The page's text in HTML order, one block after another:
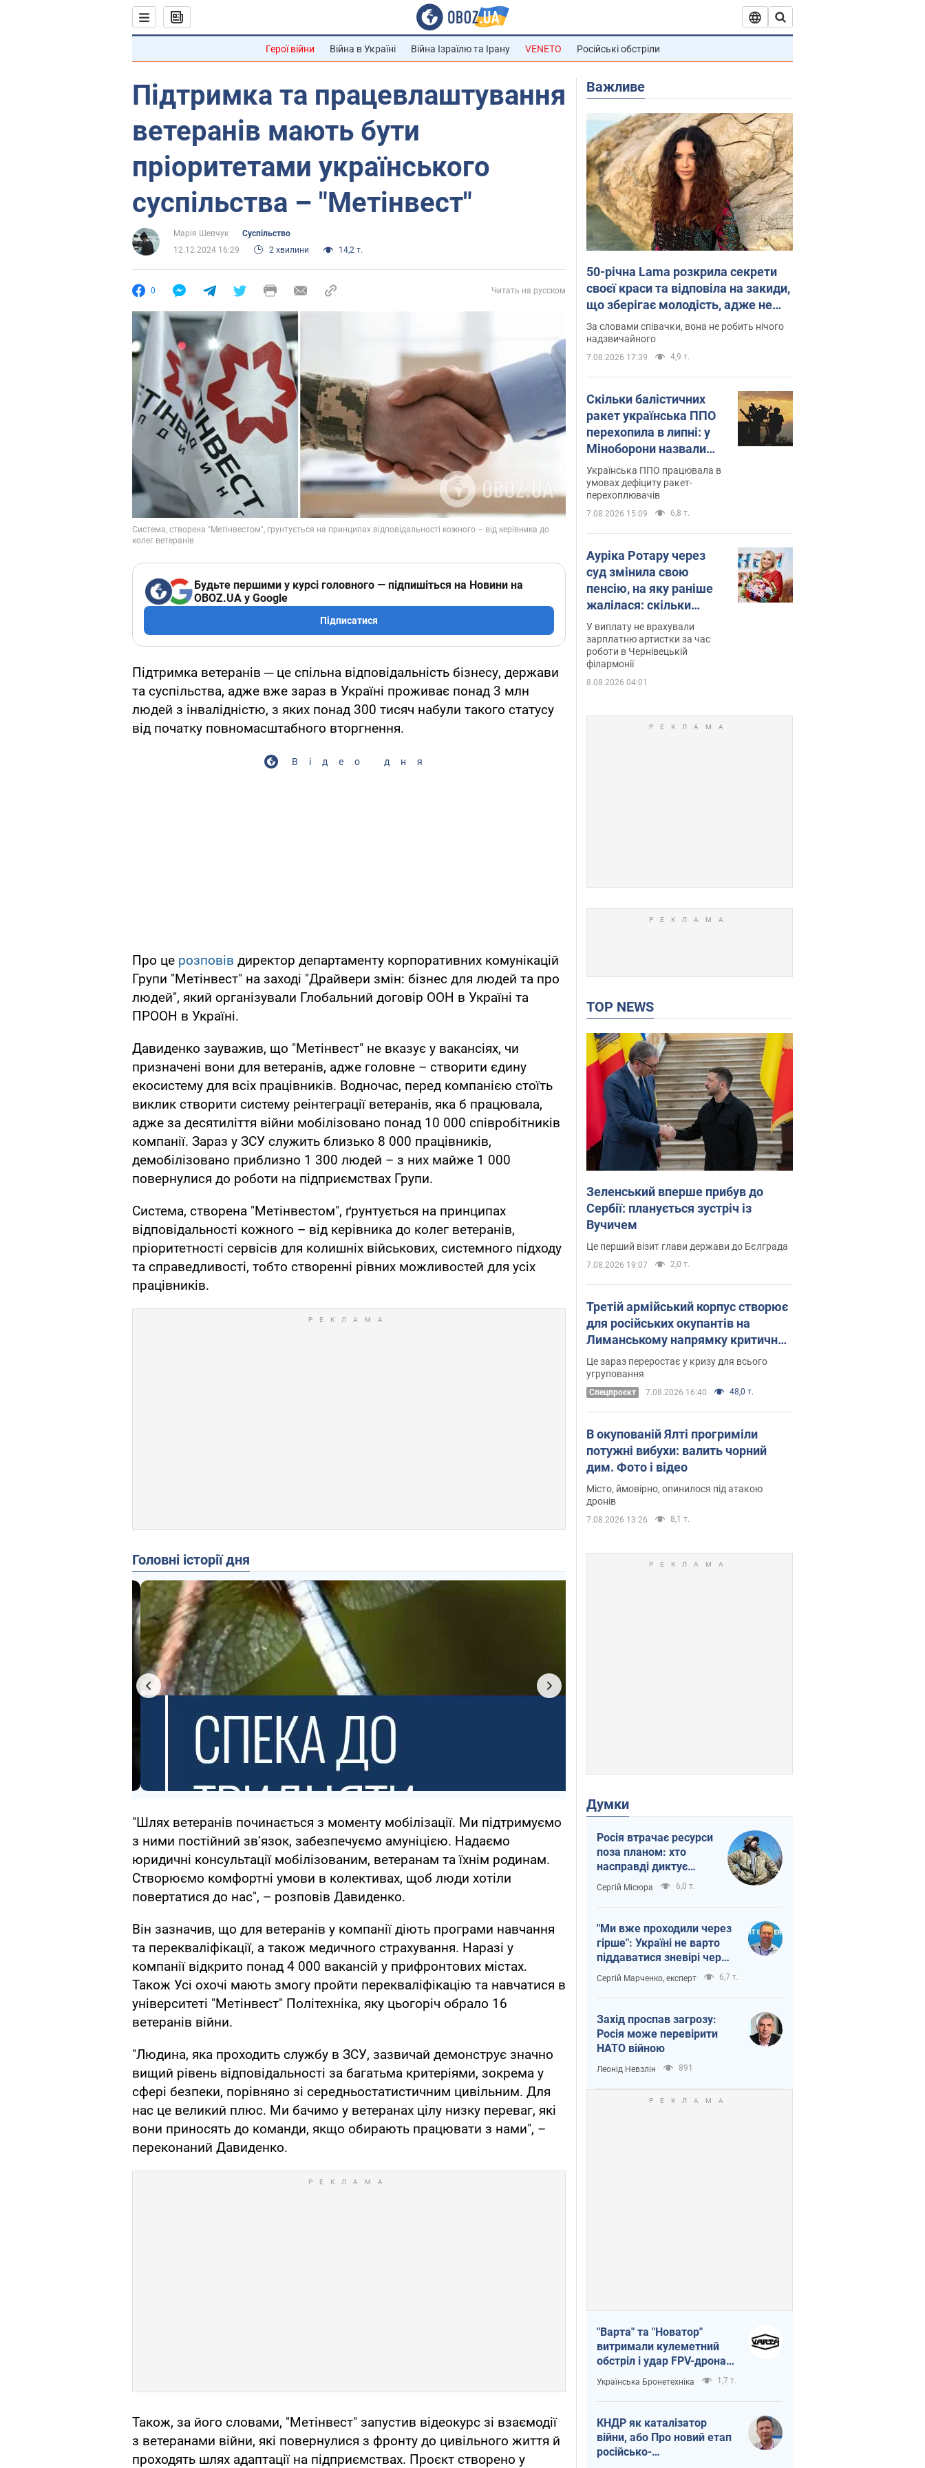
Герої війни Війна в Україні Війна Ізраїлю та Ірану VENETO Російські обстріли
Підтримка та працевлаштування
ветеранів мають бути
пріоритетами українського
суспільства – "Метінвест"
Марія Шевчук
Суспільство
12.12.2024 16:29
2 хвилини 14,2 т.
0 Читать на русском
Будьте першими у курсі головного — підпишіться на Новини на
OBOZ.UA у Google
Підписатися
Підтримка ветеранів ─ це спільна відповідальність бізнесу, держави
та суспільства, адже вже зараз в Україні проживає понад 3 млн
людей з інвалідністю, з яких понад 300 тисяч набули такого статусу
від початку повномасштабного вторгнення.
Відео дня
Про це розповів директор департаменту корпоративних комунікацій
Групи "Метінвест" на заході "Драйвери змін: бізнес для людей та про
людей", який організували Глобальний договір ООН в Україні та
ПРООН в Україні.
Давиденко зауважив, що "Метінвест" не вказує у вакансіях, чи
призначені вони для ветеранів, адже головне – створити єдину
екосистему для всіх працівників. Водночас, перед компанією стоїть
виклик створити систему реінтеграції ветеранів, яка б працювала,
адже за десятиліття війни мобілізовано понад 10 000 співробітників
компанії. Зараз у ЗСУ служить близько 8 000 працівників,
демобілізовано приблизно 1 300 людей – з них майже 1 000
повернулися до роботи на підприємствах Групи.
Система, створена "Метінвестом", ґрунтується на принципах
відповідальності кожного – від керівника до колег ветеранів,
пріоритетності сервісів для колишніх військових, системного підходу
та справедливості, тобто створенні рівних можливостей для усіх
працівників.
Головні історії дня
"Шлях ветеранів починається з моменту мобілізації. Ми підтримуємо
з ними постійний зв’язок, забезпечуємо амуніцією. Надаємо
юридичні консультації мобілізованим, ветеранам та їхнім родинам.
Створюємо комфортні умови в колективах, щоб люди хотіли
повертатися до нас", – розповів Давиденко.
Він зазначив, що для ветеранів у компанії діють програми навчання
та перекваліфікації, а також медичного страхування. Наразі у
компанії відкрито понад 4 000 вакансій у прифронтових містах.
Також Усі охочі мають змогу пройти перекваліфікацію та навчатися в
університеті "Метінвест" Політехніка, яку цьогоріч обрало 16
ветеранів війни.
"Людина, яка проходить службу в ЗСУ, зазвичай демонструє значно
вищий рівень відповідальності за багатьма критеріями, зокрема у
сфері безпеки, порівняно зі середньостатистичним цивільним. Для
нас це великий плюс. Ми бачимо у ветеранах цілу низку переваг, які
вони приносять до команди, якщо обирають працювати з нами", –
переконаний Давиденко.
Також, за його словами, "Метінвест" запустив відеокурс зі взаємодії
з ветеранами війни, які повернулися з фронту до цивільного життя й
проходять шлях адаптації на підприємствах. Проєкт створено у
Важливе
50-річна Lama розкрила секрети
своєї краси та відповіла на закиди,
що зберігає молодість, адже не
має дітей
За словами співачки, вона не робить нічого
надзвичайного
7.08.2026 17:39 4,9 т.
Скільки балістичних
ракет українська ППО
перехопила в липні: у
Міноборони назвали
цифру
Українська ППО працювала в
умовах дефіциту ракет-
перехоплювачів
7.08.2026 15:09 6,8 т.
Ауріка Ротару через
суд змінила свою
пенсію, на яку раніше
жалілася: скільки
отримувала співачка
У виплату не врахували
зарплатню артистки за час
роботи в Чернівецькій
філармонії
8.08.2026 04:01
TOP NEWS
Зеленський вперше прибув до
Сербії: планується зустріч із
Вучичем
Це перший візит глави держави до Бєлграда
7.08.2026 19:07 2,0 т.
Третій армійський корпус створює
для російських окупантів на
Лиманському напрямку критичний
дискомфорт: як це вдалося
Це зараз переростає у кризу для всього
угруповання
Cпецпроєкт 7.08.2026 16:40 48,0 т.
В окупованій Ялті прогриміли
потужні вибухи: валить чорний
дим. Фото і відео
Місто, ймовірно, опинилося під атакою
дронів
7.08.2026 13:26 8,1 т.
Думки
Росія втрачає ресурси
поза планом: хто
насправді диктує
темп війни
Сергій Місюра 6,0 т.
"Ми вже проходили через
гірше": Україні не варто
піддаватися зневірі через
ракетний терор
Сергій Марченко, експерт 6,7 т.
Захід проспав загрозу:
Росія може перевірити
НАТО війною
Леонід Невзлін 891
"Варта" та "Новатор"
витримали кулеметний
обстріл і удар FPV-дрона,
врятувавши життя
офіцеру ЗСУ
Українська Бронетехніка 1,7 т.
КНДР як каталізатор
війни, або Про новий етап
російсько-